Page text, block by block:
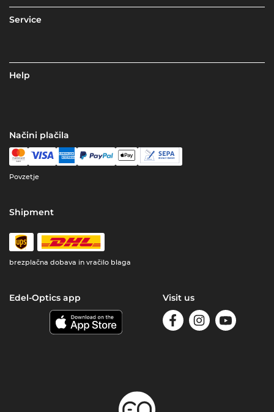
Service
Help
Načini plačila
Povzetje
Shipment
brezplačna dobava in vračilo blaga
Edel-Optics app Visit us